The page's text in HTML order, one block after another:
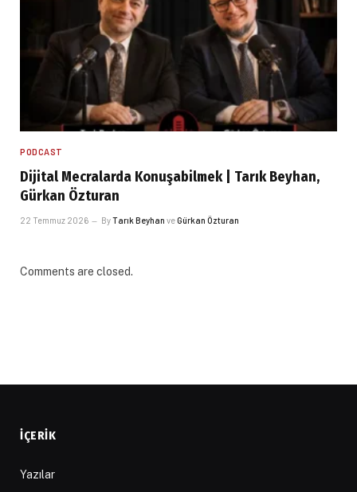
PODCAST
Dijital Mecralarda Konuşabilmek | Tarık Beyhan,
Gürkan Özturan
22 Temmuz 2026 ByTarık Beyhan veGürkan Özturan
Comments are closed.
İÇERIK
Yazılar